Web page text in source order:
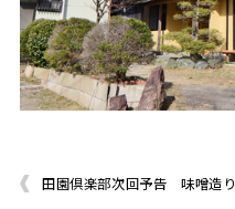
田園倶楽部次回予告 味噌造り